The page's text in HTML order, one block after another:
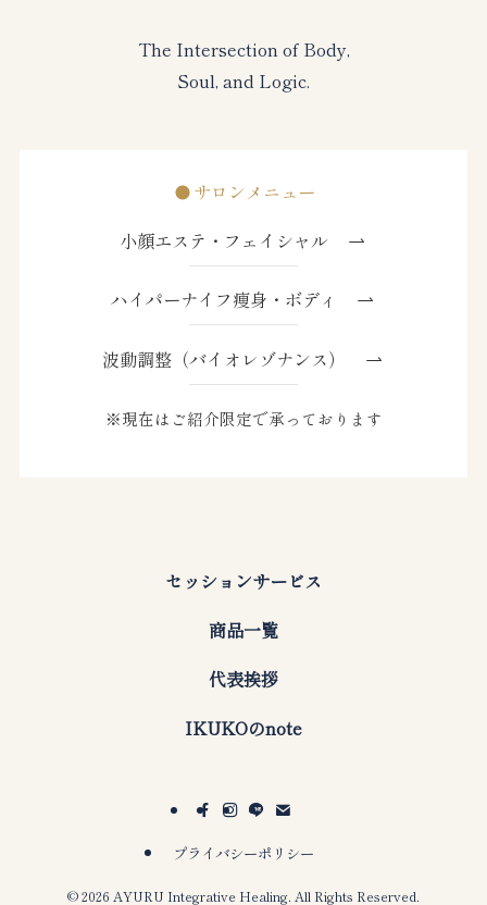
The Intersection of Body,
Soul, and Logic.
サロンメニュー
小顔エステ・フェイシャル
ハイパーナイフ痩身・ボディ
波動調整（バイオレゾナンス）
※現在はご紹介限定で承っております
セッションサービス
商品一覧
代表挨拶
IKUKOのnote
プライバシーポリシー
©2026 AYURU Integrative Healing. All Rights Reserved.